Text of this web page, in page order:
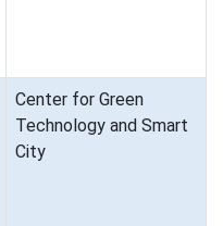
Center for Green
Technology and Smart
City